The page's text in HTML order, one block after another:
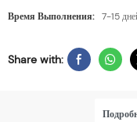
Время Выполнения:
7-15
Share with: